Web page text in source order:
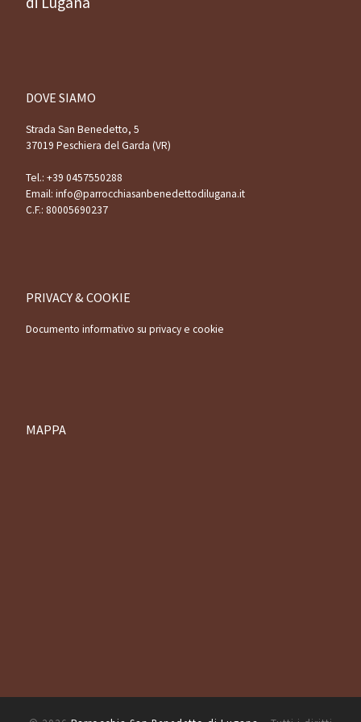
DOVE SIAMO
Strada San Benedetto, 5
37019 Peschiera del Garda (VR)
Tel.: +39 0457550288
Email: info@parrocchiasanbenedettodilugana.it
C.F.: 80005690237
PRIVACY & COOKIE
Documento informativo su privacy e cookie
MAPPA